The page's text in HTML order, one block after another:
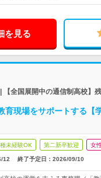
を見る
【全国展開中の通信制高校】
現場をサポートする【
未経験OK 第二新卒歓迎 女
12 終了予定日： 2026/09/10